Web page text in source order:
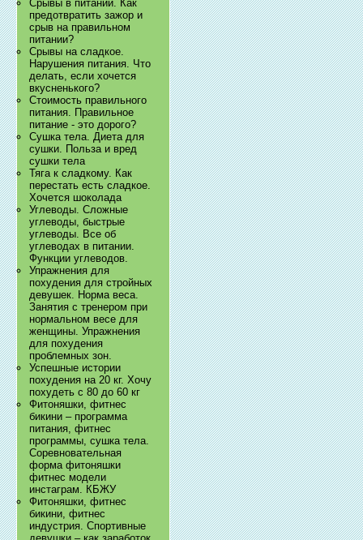
Срывы в питании. Как
предотвратить зажор и
срыв на правильном
питании?
Срывы на сладкое.
Нарушения питания. Что
делать, если хочется
вкусненького?
Стоимость правильного
питания. Правильное
питание - это дорого?
Сушка тела. Диета для
сушки. Польза и вред
сушки тела
Тяга к сладкому. Как
перестать есть сладкое.
Хочется шоколада
Углеводы. Сложные
углеводы, быстрые
углеводы. Все об
углеводах в питании.
Функции углеводов.
Упражнения для
похудения для стройных
девушек. Норма веса.
Занятия с тренером при
нормальном весе для
женщины. Упражнения
для похудения
проблемных зон.
Успешные истории
похудения на 20 кг. Хочу
похудеть с 80 до 60 кг
Фитоняшки, фитнес
бикини – программа
питания, фитнес
программы, сушка тела.
Соревновательная
форма фитоняшки
фитнес модели
инстаграм. КБЖУ
Фитоняшки, фитнес
бикини, фитнес
индустрия. Спортивные